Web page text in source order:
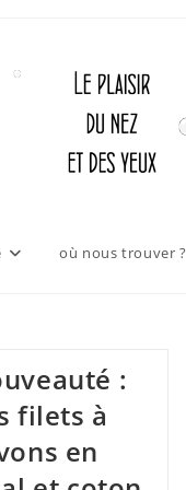
où nous trouver ?
:
filets à
en